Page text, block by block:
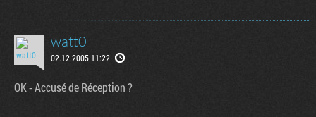
watt0
02.12.2005 11:22
OK - Accusé de Réception ?